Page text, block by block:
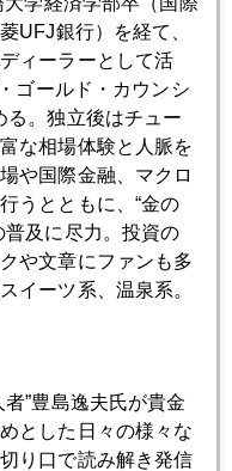
UFJ銀行）を経て、
ィーラーとして活
ゴールド・カウンシ
る。独立後はチュー
な相場体験と人脈を
や国際金融、マクロ
うとともに、“金の
普及に尽力。投資の
や文章にファンも多
イーツ系、温泉系。
”豊島逸夫氏が貴金
とした日々の様々な
り口で読み解き発信